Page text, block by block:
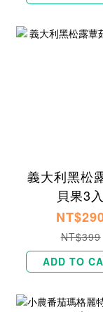
義大利黑松
貝果3入
NT$399
ADD TO